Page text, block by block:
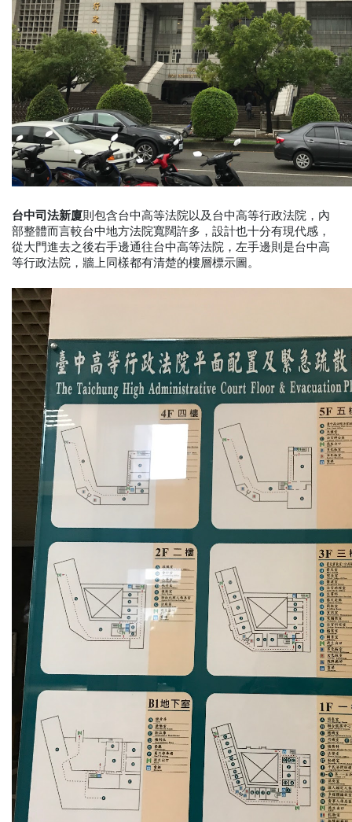
台中司法新廈則包含台中高等法院以及台中高等行政法院，內
部整體而言較台中地方法院寬闊許多，設計也十分有現代感，
從大門進去之後右手邊通往台中高等法院，左手邊則是台中高
等行政法院，牆上同樣都有清楚的樓層標示圖。